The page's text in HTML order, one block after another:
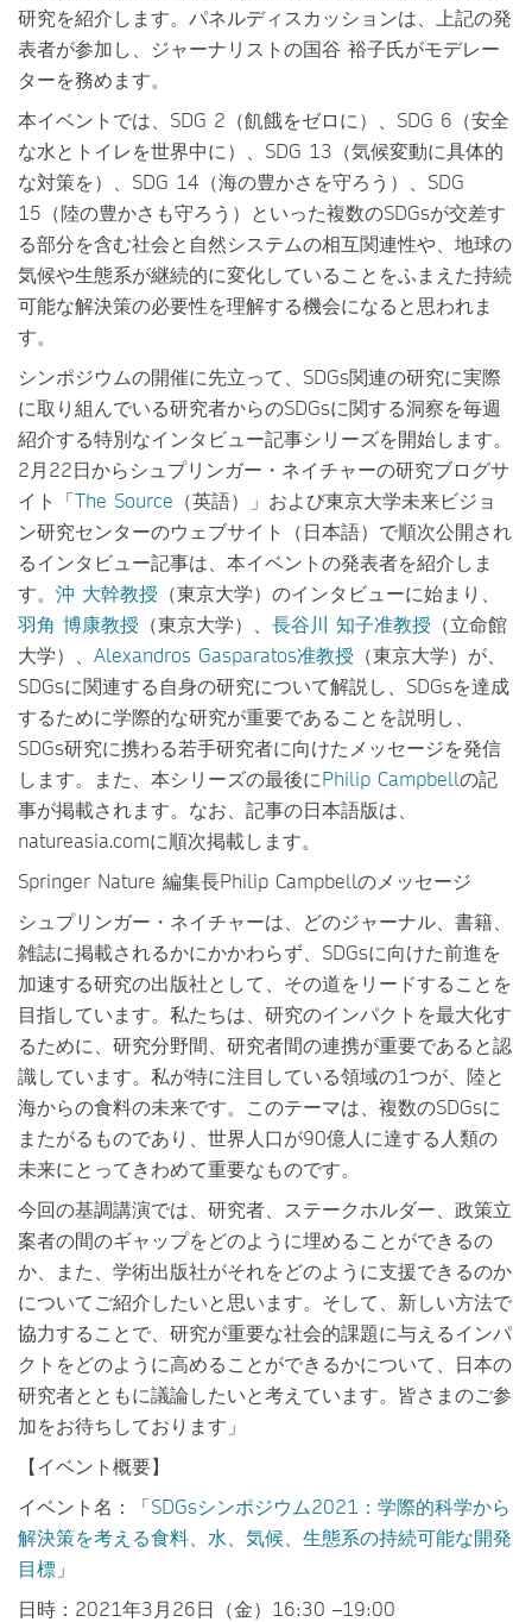
研究を紹介します。パネルディスカッションは、上記の発
表者が参加し、ジャーナリストの国谷 裕子氏がモデレー
ターを務めます。
本イベントでは、SDG 2（飢餓をゼロに）、SDG 6（安全
な水とトイレを世界中に）、SDG 13（気候変動に具体的
な対策を）、SDG 14（海の豊かさを守ろう）、SDG
15（陸の豊かさも守ろう）といった複数のSDGsが交差す
る部分を含む社会と自然システムの相互関連性や、地球の
気候や生態系が継続的に変化していることをふまえた持続
可能な解決策の必要性を理解する機会になると思われま
す。
シンポジウムの開催に先立って、SDGs関連の研究に実際
に取り組んでいる研究者からのSDGsに関する洞察を毎週
紹介する特別なインタビュー記事シリーズを開始します。
2月22日からシュプリンガー・ネイチャーの研究ブログサ
イト「The Source （英語）」および東京大学未来ビジョ
ン研究センターのウェブサイト（日本語）で順次公開され
るインタビュー記事は、本イベントの発表者を紹介しま
す。 沖 大幹教授 （東京大学）のインタビューに始まり、
羽角 博康教授 （東京大学）、 長谷川 知子准教授 （立命館
大学）、 Alexandros Gasparatos准教授 （東京大学）が、
SDGsに関連する自身の研究について解説し、SDGsを達成
するために学際的な研究が重要であることを説明し、
SDGs研究に携わる若手研究者に向けたメッセージを発信
します。また、本シリーズの最後にPhilip Campbellの記
事が掲載されます。なお、記事の日本語版は、
natureasia.comに順次掲載します。
Springer Nature 編集長Philip Campbellのメッセージ
シュプリンガー・ネイチャーは、どのジャーナル、書籍、
雑誌に掲載されるかにかかわらず、SDGsに向けた前進を
加速する研究の出版社として、その道をリードすることを
目指しています。私たちは、研究のインパクトを最大化す
るために、研究分野間、研究者間の連携が重要であると認
識しています。私が特に注目している領域の1つが、陸と
海からの食料の未来です。このテーマは、複数のSDGsに
またがるものであり、世界人口が90億人に達する人類の
未来にとってきわめて重要なものです。
今回の基調講演では、研究者、ステークホルダー、政策立
案者の間のギャップをどのように埋めることができるの
か、また、学術出版社がそれをどのように支援できるのか
についてご紹介したいと思います。そして、新しい方法で
協力することで、研究が重要な社会的課題に与えるインパ
クトをどのように高めることができるかについて、日本の
研究者とともに議論したいと考えています。皆さまのご参
加をお待ちしております」
【イベント概要】
イベント名：「SDGsシンポジウム2021：学際的科学から
解決策を考える食料、水、気候、生態系の持続可能な開発
目標 」
日時：2021年3月26日（金）16:30 –19:00